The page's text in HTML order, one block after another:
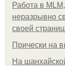
Работа в
неразрывно
своей
Прически на
На